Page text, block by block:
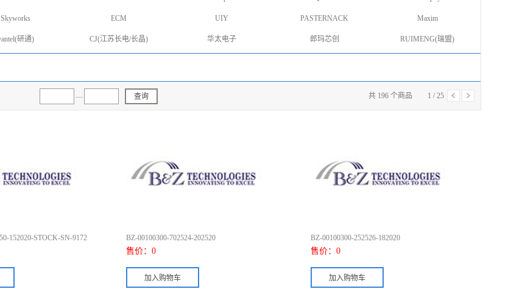
Skyworks ECM UIY PASTERNACK Maxim
研通) CJ(江苏长电/长晶) 华太电子 郎玛芯创 RUIMENG(瑞盟)
— 查询 共 196 个商品 1 / 25
152020-STOCK-SN-9172 BZ-00100300-702524-202520
售价： 0
BZ-00100300-252526-182020
售价： 0